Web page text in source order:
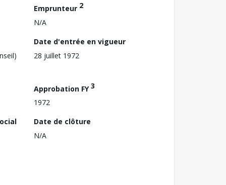
Emprunteur 2
N/A
Date d'entrée en vigueur
28 juillet 1972
Approbation FY3
1972
Date de clôture
N/A